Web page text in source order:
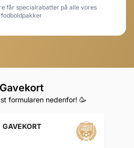
får specialrabatter på alle vores
fodboldpakker
Gavekort
formularen nedenfor! 🥳
GAVEKORT